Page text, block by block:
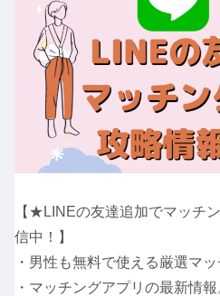
【★LINEの友達追加でマッチ
信中！】
・男性も無料で使える厳選マ
・マッチングアプリの最新情報